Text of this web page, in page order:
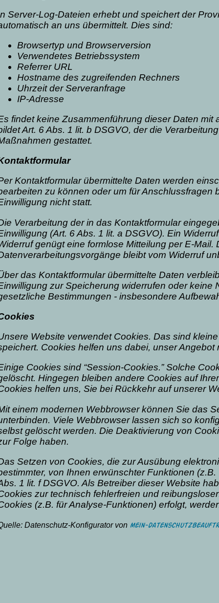
Server-Log-Dateien erhebt und speichert der
an uns übermittelt. Dies sind:
Browsertyp und Browserversion
Verwendetes Betriebssystem
Referrer URL
Hostname des zugreifenden Rechners
Uhrzeit der Serveranfrage
IP-Adresse
findet keine Zusammenführung dieser Daten
Art. 6 Abs. 1 lit. b DSGVO, der die
gestattet.
Kontaktformular übermittelte Daten werden
zu können oder um für
nicht statt.
Verarbeitung der in das Kontaktformular
(Art. 6 Abs. 1 lit. a DSGVO). Ein
genügt eine formlose Mitteilung per E-
bleibt vom Widerruf
das Kontaktformular übermittelte Daten
zur Speicherung widerrufen oder
Bestimmungen - insbesondere
Website verwendet Cookies. Das sind
Cookies helfen uns dabei, unser
Cookies sind “Session-Cookies.” Solche
Hingegen bleiben andere Cookies auf
helfen uns, Sie bei Rückkehr auf unserer
einem modernen Webbrowser können Sie das
Viele Webbrowser lassen sich so
gelöscht werden. Die Deaktivierung von
Folge haben.
Setzen von Cookies, die zur Ausübung
von Ihnen erwünschter Funktionen
1 lit. f DSGVO. Als Betreiber dieser Website
zur technisch fehlerfreien und
(z.B. für Analyse-Funktionen) erfolgt,
Datenschutz-Konfigurator von mein-